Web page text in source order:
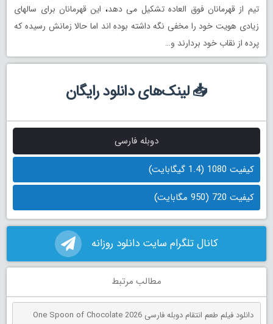
تیم از قهرمانان فوق العاده تشکیل می دهد، این قهرمانان برای سالهای
زیادی هویت خود را مخفی نگه داشته بوده اند اما حالا زمانش رسیده که
پرده از نقاب خود بردارند و…
📥 لینک‌های دانلود رایگان
دوبله فارسی
کیفیت 1080 (1.4 گیگابایت)
کیفیت 720 (950 مگابایت)
کانال تلگرام سایت دانلود روزانه
مطالب مرتبط
دانلود فیلم طعم انتقام دوبله فارسی One Spoon of Chocolate 2026